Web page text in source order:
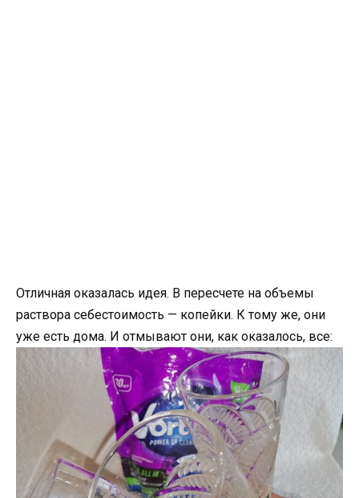
Отличная оказалась идея. В пересчете на объемы
раствора себестоимость — копейки. К тому же, они
уже есть дома. И отмывают они, как оказалось, все: